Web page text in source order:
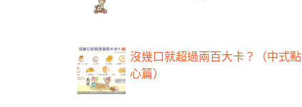
沒幾口就超過兩百大卡？（中式點
心篇）